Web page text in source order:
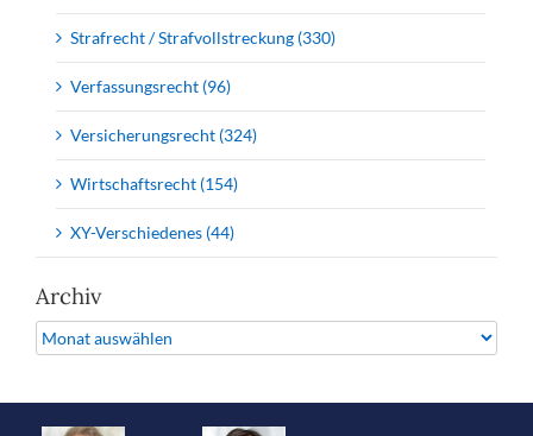
Strafrecht / Strafvollstreckung (330)
Verfassungsrecht (96)
Versicherungsrecht (324)
Wirtschaftsrecht (154)
XY-Verschiedenes (44)
Archiv
Archiv